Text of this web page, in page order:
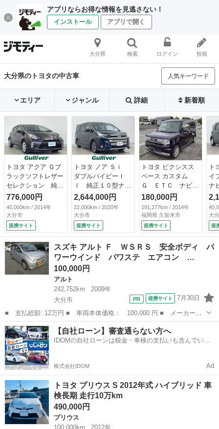
アプリならお得な情報を見逃さない！
インストール アプリで開く
大分県 検索 ログイン 投稿
大分県のトヨタの中古車 人気キーワード
エリア ジャンル 詳細 新着順
トヨタ アクア Ｇブ
ラックソフトレザー
セレクション 純正
ナビ レザーシー
ト 前後ドラレコ
シートヒーター 純
正フロアマット オ
ートライト フロン
トフォグ ＬＥＤラ
イト ヘッドライト
ウォッシャー 電格
ミラー ウインカー
ミラー プッシュス
タート スマートキ
776,000円
40,000km / 2014年
大分市
提携サイト
トヨタ ノア Ｓｉ
ダブルバイビーＩ
Ｉ 純正１０型ナ
ビ 純正１２型後席
モニター ＴＶ Ｂ
ｌｕｅｔｏｏｔｈ
Ｂカメラ 両側電動
スライドドア 衝突
報 オ―トマチック
ハイビーム 純正ド
ラレコ ＥＴＣ Ｌ
ソナー （車検整備
2,644,000円
22,000km / 2020年
大分市
提携サイト
トヨタ ピクシスス
ペース カスタム
Ｇ ＥＴＣ ナビ
ＴＶ ＨＩＤ スマ
ートキー アイドリ
ングストップ 電動
格納ミラー ベンチ
シート ＣＶＴ 盗
難防止システム Ａ
ＢＳ ＣＤ ＤＶＤ
再生 Ｂｌｕｅｔｏ
180,000円
191,277km / 2014年
福岡県 久留米市
提携サイト
ト
イ
ナ
カ
リ
テ
ー
レ
大
提
スズキ アルト Ｆ ＷＳＲＳ 安全ボディ パ
ワーウインド パワステ エアコン …
100,000円
アルト
242,752km
2009年
大分市
提携サイト 7月30日
■ 支払総額: 12万円 ■ 車両本体価格： 100,000 円 ■ メーカー
名： スズキ ■ 車種名： アルト ■ グレード名： Ｆ ＷＳＲ
Ｓ 安全ボディ パワーウインド パワステ エアコン タイミング
チェーン 車検令和...
大分 大分市 アルト 車両
【自社ローン】審査通らない方へ
IDOMの自社ローンは税金・車検の支払いも含んでいる
株式会社IDOM Ad
トヨタ プリウス S 2012年式 ハイブリッド 車
検長期 走行10万km
490,000円
プリウス
100,000km
2012年